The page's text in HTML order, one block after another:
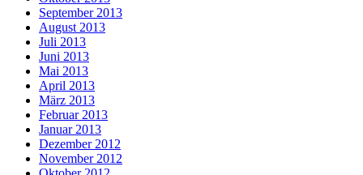
September 2013
August 2013
Juli 2013
Juni 2013
Mai 2013
April 2013
März 2013
Februar 2013
Januar 2013
Dezember 2012
November 2012